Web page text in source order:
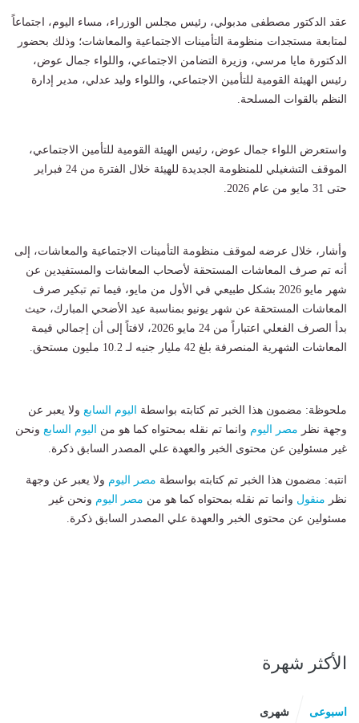
عقد الدكتور مصطفى مدبولي، رئيس مجلس الوزراء، مساء اليوم، اجتماعاً
لمتابعة مستجدات منظومة التأمينات الاجتماعية والمعاشات؛ وذلك بحضور
الدكتورة مايا مرسي، وزيرة التضامن الاجتماعي، واللواء جمال عوض،
رئيس الهيئة القومية للتأمين الاجتماعي، واللواء وليد عدلي، مدير إدارة
النظم بالقوات المسلحة.
واستعرض اللواء جمال عوض، رئيس الهيئة القومية للتأمين الاجتماعي،
الموقف التشغيلي للمنظومة الجديدة للهيئة خلال الفترة من 24 فبراير
حتى 31 مايو من عام 2026.
وأشار، خلال عرضه لموقف منظومة التأمينات الاجتماعية والمعاشات، إلى
أنه تم صرف المعاشات المستحقة لأصحاب المعاشات والمستفيدين عن
شهر مايو 2026 بشكل طبيعي في الأول من مايو، فيما تم تبكير صرف
المعاشات المستحقة عن شهر يونيو بمناسبة عيد الأضحي المبارك، حيث
بدأ الصرف الفعلي اعتباراً من 24 مايو 2026، لافتاً إلى أن إجمالي قيمة
المعاشات الشهرية المنصرفة بلغ 42 مليار جنيه لـ 10.2 مليون مستحق.
ملحوظة: مضمون هذا الخبر تم كتابته بواسطة اليوم السابع ولا يعبر عن
وجهة نظر مصر اليوم وانما تم نقله بمحتواه كما هو من اليوم السابع ونحن
غير مسئولين عن محتوى الخبر والعهدة علي المصدر السابق ذكرة.
انتبه: مضمون هذا الخبر تم كتابته بواسطة مصر اليوم ولا يعبر عن وجهة
نظر منقول وانما تم نقله بمحتواه كما هو من مصر اليوم ونحن غير
مسئولين عن محتوى الخبر والعهدة علي المصدر السابق ذكرة.
الأكثر شهرة
اسبوعى شهرى